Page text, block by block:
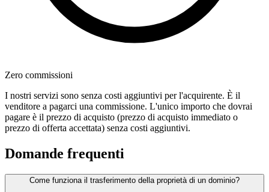
Zero commissioni
I nostri servizi sono senza costi aggiuntivi per l'acquirente. È il
venditore a pagarci una commissione. L'unico importo che dovrai
pagare è il prezzo di acquisto (prezzo di acquisto immediato o
prezzo di offerta accettata) senza costi aggiuntivi.
Domande frequenti
Come funziona il trasferimento della proprietà di un dominio?